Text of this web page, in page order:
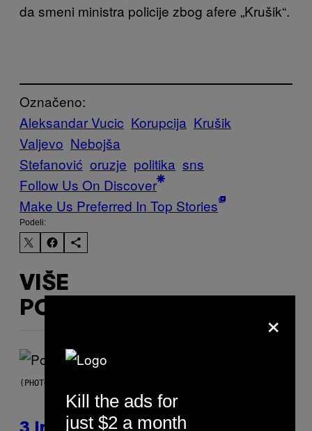
da smeni ministra policije zbog afere „Krušik“.
Označeno:
Aleksandar Vucic Korupcija Krušik
Valjevo Nebojša
Stefanović oruzje politika sns
Follow Us On Discover
Make Us Preferred In Top Stories
Podeli:
VIŠE
POPUT OVOGA
(PHOTO BY MARC BROUSSELY/REDFERNS)
×
Kill the ads for
just $2 a month